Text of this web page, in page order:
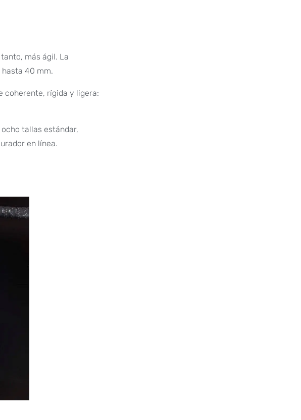
más ágil. La
40 mm.
coherente, rígida y ligera:
tallas estándar,
en línea.